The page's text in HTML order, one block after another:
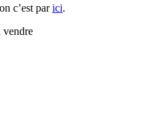
c’est parici.
vendre